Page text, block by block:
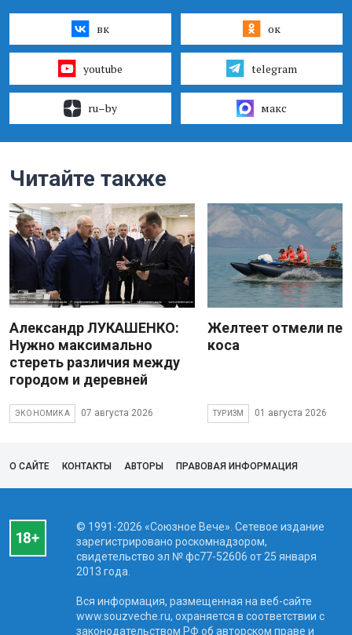
вк ок
youtube telegram
ru–by макс
Читайте также
Александр ЛУКАШЕНКО:
Нужно максимально
стереть различия между
городом и деревней
ЭКОНОМИКА 07 августа 2026
Желтеет отмели
коса
ТУРИЗМ 01 августа 2026
О САЙТЕ КОНТАКТЫ АВТОРЫ ПРАВОВАЯ ИНФОРМАЦИЯ
© 1991-2026 «Союзное Вече». Сетевое издание
зарегистрировано роскомнадзором,
свидетельство эл № фc77-52606 от 25 января
2013 года.
Вся информация, размещенная на веб-сайте
www.souzveche.ru, охраняется в соответствии с
законодательством РФ об авторском праве и